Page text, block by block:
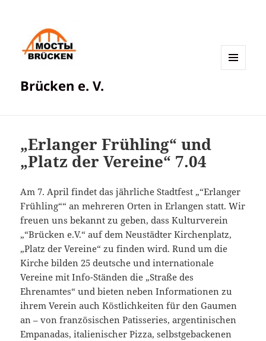
Brücken e. V.
„Erlanger Frühling“ und
„Platz der Vereine“ 7.04
Am 7. April findet das jährliche Stadtfest „“Erlanger
Frühling““ an mehreren Orten in Erlangen statt. Wir
freuen uns bekannt zu geben, dass Kulturverein
„“Brücken e.V.“ auf dem Neustädter Kirchenplatz,
„Platz der Vereine“ zu finden wird. Rund um die
Kirche bilden 25 deutsche und internationale
Vereine mit Info-Ständen die „Straße des
Ehrenamtes“ und bieten neben Informationen zu
ihrem Verein auch Köstlichkeiten für den Gaumen
an – von französischen Patisseries, argentinischen
Empanadas, italienischer Pizza, selbstgebackenen